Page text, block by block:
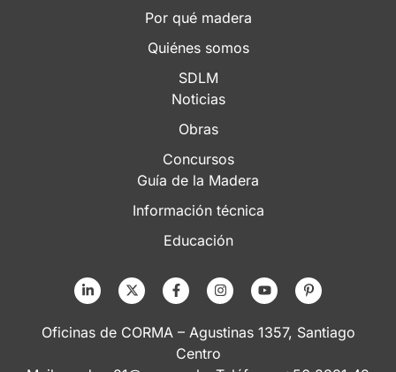
Por qué madera
Quiénes somos
SDLM
Noticias
Obras
Concursos
Guía de la Madera
Información técnica
Educación
Oficinas de CORMA – Agustinas 1357, Santiago
Centro